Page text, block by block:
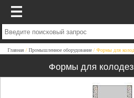
Главная Промышленное оборудование Формы для
Формы для